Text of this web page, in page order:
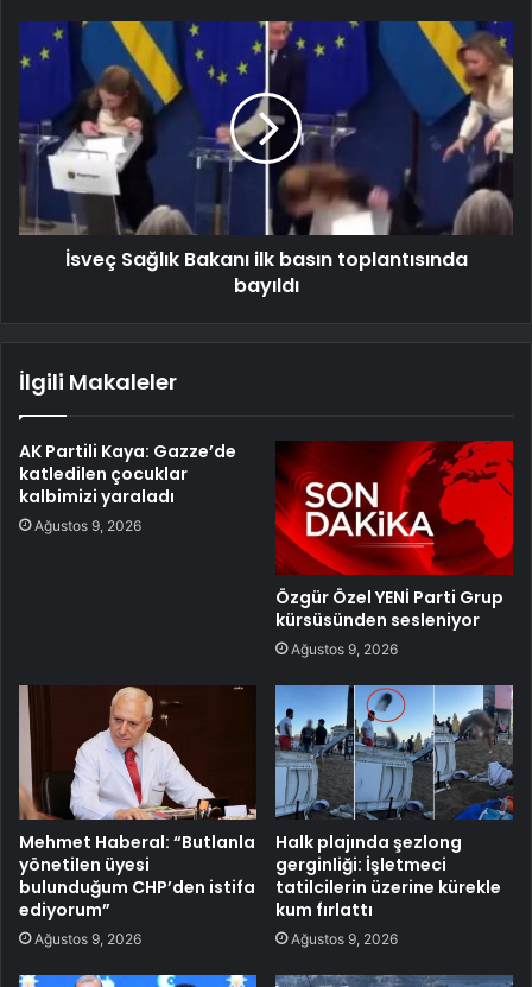
İsveç Sağlık Bakanı ilk basın toplantısında
bayıldı
İlgili Makaleler
AK Partili Kaya: Gazze’de
katledilen çocuklar
kalbimizi yaraladı
Ağustos 9, 2026
Özgür Özel YENİ Parti Grup
kürsüsünden sesleniyor
Ağustos 9, 2026
Mehmet Haberal: “Butlanla
yönetilen üyesi
bulunduğum CHP’den istifa
ediyorum”
Ağustos 9, 2026
Halk plajında şezlong
gerginliği: İşletmeci
tatilcilerin üzerine kürekle
kum fırlattı
Ağustos 9, 2026